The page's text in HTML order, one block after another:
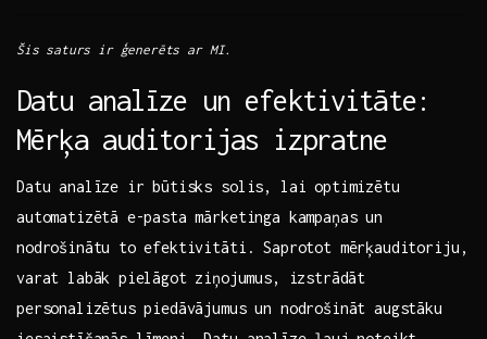
Šis⁢ saturs ir ģenerēts ar MI.
Datu analīze un‍ efektivitāte:⁢
Mērķa auditorijas‍ izpratne
Datu ‌analīze⁤ ir būtisks solis, ‌lai ‌optimizētu‌
automatizētā ⁢e-pasta mārketinga​ kampaņas un
nodrošinātu⁣ to efektivitāti. Saprotot mērķauditoriju,‌
varat labāk ⁣pielāgot ⁣ziņojumus,‍ izstrādāt⁢
personalizētus⁤ piedāvājumus un‍ nodrošināt​ augstāku